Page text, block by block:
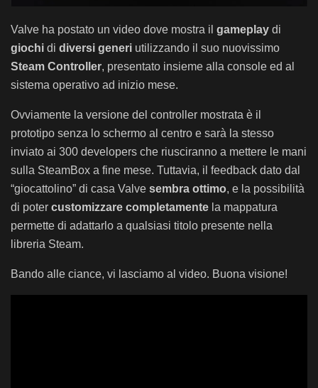
Valve ha postato un video dove mostra il gameplay di
giochi di diversi generi utilizzando il suo nuovissimo
Steam Controller, presentato insieme alla console ed al
sistema operativo ad inizio mese.
Ovviamente la versione del controller mostrata è il
prototipo senza lo schermo al centro e sarà la stesso
inviato ai 300 developers che riusciranno a mettere le mani
sulla SteamBox a fine mese. Tuttavia, il feedback dato dal
“giocattolino” di casa Valve sembra ottimo, e la possibilità
di poter customizzare completamente la mappatura
permette di adattarlo a qualsiasi titolo presente nella
libreria Steam.
Bando alle ciance, vi lasciamo al video. Buona visione!